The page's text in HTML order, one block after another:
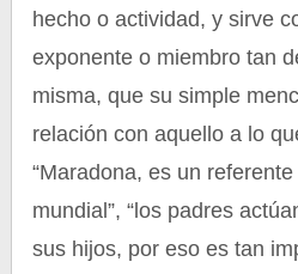
hecho o actividad, y sirve
exponente o miembro tan
misma, que su simple
relación con aquello a lo
“Maradona, es un
mundial”, “los padres
sus hijos, por eso es tan